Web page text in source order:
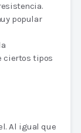
popular
ciertos tipos
Al igual que